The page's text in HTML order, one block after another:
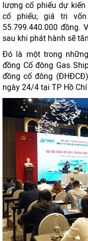
lượng cổ phiếu dự
cổ phiếu; giá trị
55.799.440.000 đồng.
sau khi phát hành sẽ
Đó là một trong
đồng Cổ đông Gas
đồng cổ đông
ngày 24/4 tại TP Hồ